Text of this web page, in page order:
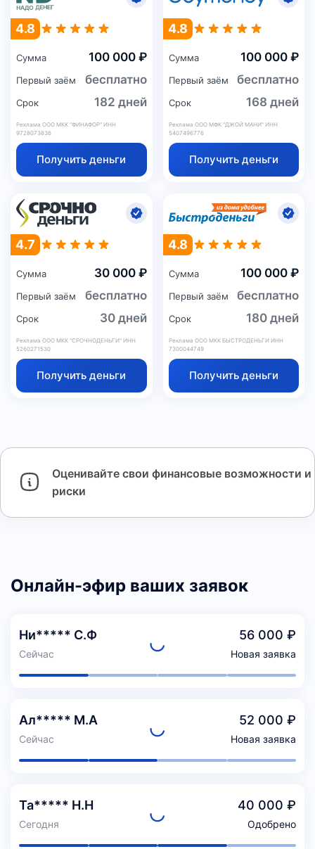
4.8
Сумма 100 000 ₽
Первый заём бесплатно
Срок 182 дней
Реклама ООО МКК "ФИНАФОР" ИНН
9728073836
Получить деньги
4.8
Сумма 100 000 ₽
Первый заём бесплатно
Срок 168 дней
Реклама ООО МФК "ДЖОЙ МАНИ" ИНН
5407496776
Получить деньги
4.7
Сумма 30 000 ₽
Первый заём бесплатно
Срок 30 дней
Реклама ООО МКК "СРОЧНОДЕНЬГИ" ИНН
5260271530
Получить деньги
4.8
Сумма 100 000 ₽
Первый заём бесплатно
Срок 180 дней
Реклама ООО МКК БЫСТРОДЕНЬГИ ИНН
7300044749
Получить деньги
Оценивайте свои финансовые возможности и
риски
Онлайн-эфир ваших заявок
Ни***** С.Ф
Сейчас
56 000 ₽
Новая заявка
Ал***** М.А
Сейчас
52 000 ₽
Новая заявка
Та***** Н.Н
Сегодня
40 000 ₽
Одобрено